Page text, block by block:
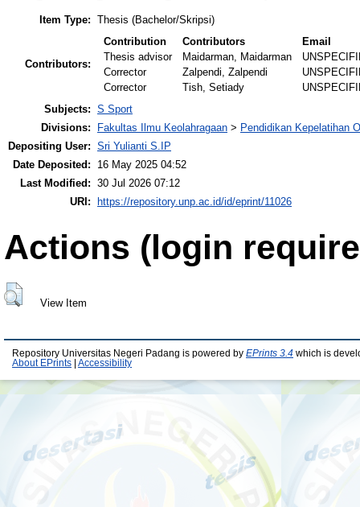
Item Type: Thesis (Bachelor/Skripsi)
Contributors:
Contribution Contributors
Email
Thesis advisor
Maidarman, Maidarman
Corrector
Zalpendi, Zalpendi
Corrector
Tish, Setiady
Subjects: S Sport
Divisions:
Fakultas Ilmu Keolahragaan > Pendidikan Kepelatihan
Depositing User: Sri Yulianti S.IP
Date Deposited:
16 May 2025 04:52
Last Modified: 30 Jul 2026 07:12
URI:
https://repository.unp.ac.id/id/eprint/11026
Actions (login
View Item
Repository Universitas Negeri Padang is powered by EPrints 3.4 which is
About EPrints
Accessibility